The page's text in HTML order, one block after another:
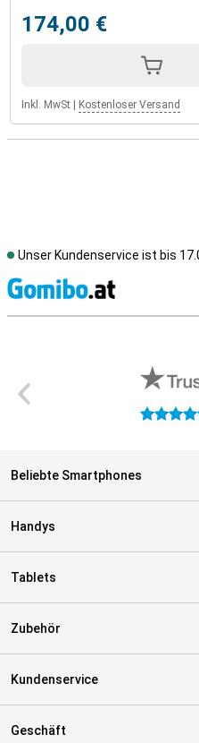
174,00 €
Inkl. MwSt Kostenloser Versand
Unser Kundenservice ist bis
4.9 Sterne
Beliebte Smartphones
Handys
Tablets
Zubehör
Kundenservice
Geschäft